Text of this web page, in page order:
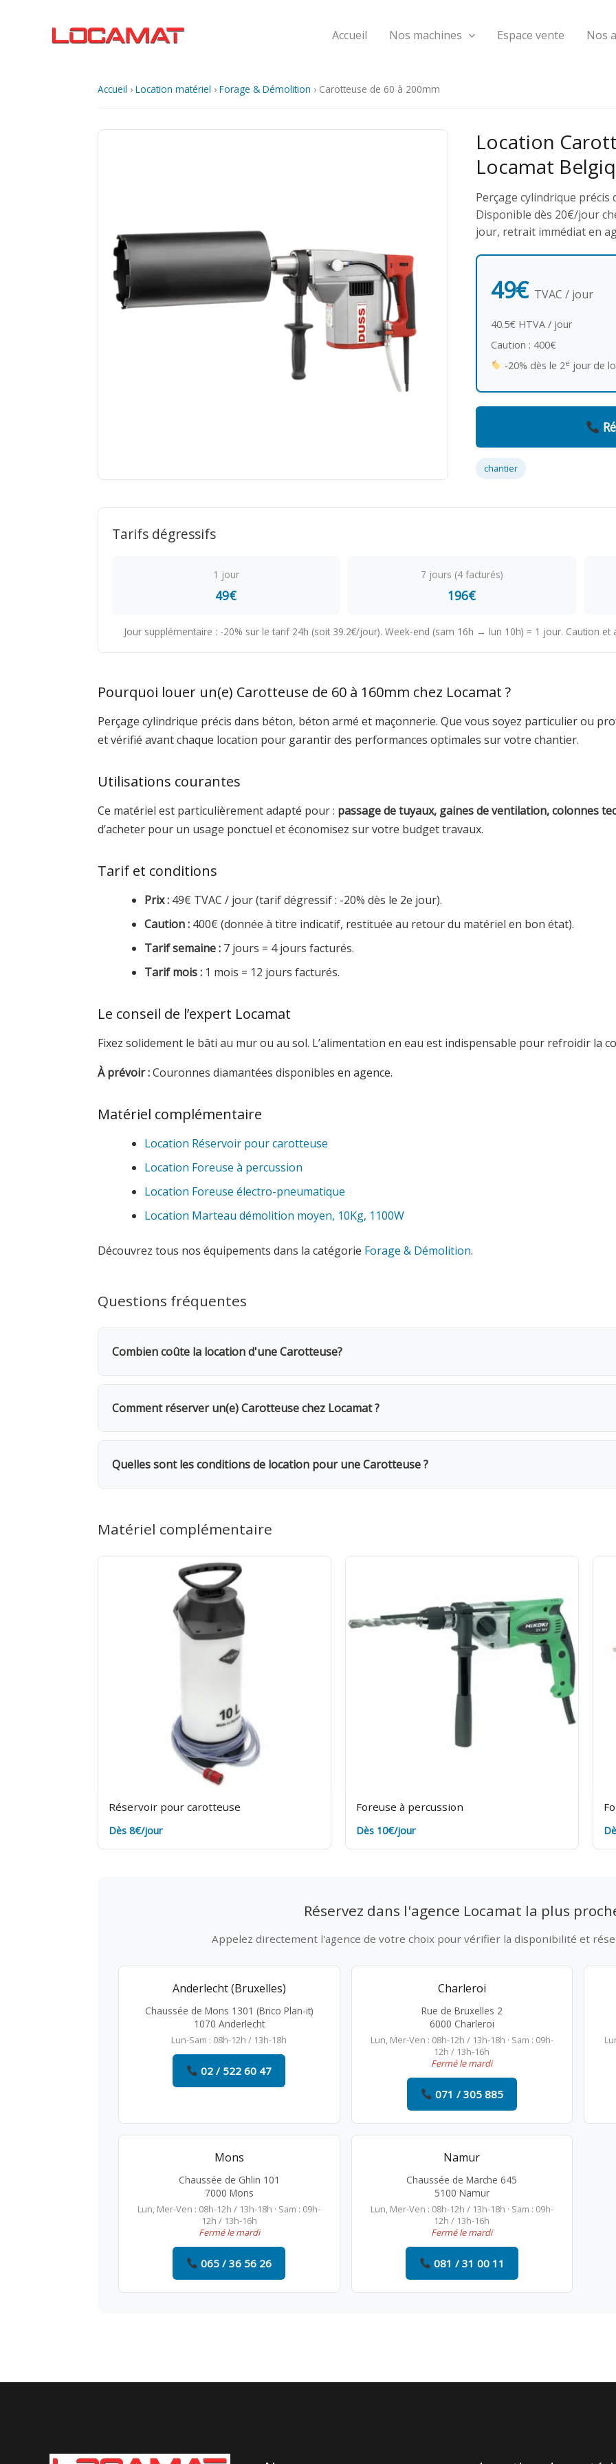
Accueil Nos machines Espace vente Nos
Accueil › Location matériel › Forage & Démolition › Carotteuse de 60 à 200mm
Location
Locamat
Perçage cylindrique
Disponible dès 20€/jour
jour, retrait immédiat en
49€ TVAC / jour
40.5€ HTVA / jour
Caution : 400€
-20% dès le 2e jour de
chantier
Tarifs dégressifs
1 jour
49€
7 jours (4 facturés)
196€
Jour supplémentaire : -20% sur le tarif 24h (soit 39.2€/jour). Week-end (sam 16h → lun 10h) = 1 jour. Caution
Pourquoi louer un(e) Carotteuse de 60 à 160mm chez Locamat ?
Perçage cylindrique précis dans béton, béton armé et maçonnerie. Que vous soyez particulier ou
et vérifié avant chaque location pour garantir des performances optimales sur votre chantier.
Utilisations courantes
Ce matériel est particulièrement adapté pour : passage de tuyaux, gaines de ventilation, colonnes
d’acheter pour un usage ponctuel et économisez sur votre budget travaux.
Tarif et conditions
Prix : 49€ TVAC / jour (tarif dégressif : -20% dès le 2e jour).
Caution : 400€ (donnée à titre indicatif, restituée au retour du matériel en bon état).
Tarif semaine : 7 jours = 4 jours facturés.
Tarif mois : 1 mois = 12 jours facturés.
Le conseil de l’expert Locamat
Fixez solidement le bâti au mur ou au sol. L’alimentation en eau est indispensable pour refroidir la
À prévoir :Couronnes diamantées disponibles en agence.
Matériel complémentaire
Location Réservoir pour carotteuse
Location Foreuse à percussion
Location Foreuse électro-pneumatique
Location Marteau démolition moyen, 10Kg, 1100W
Découvrez tous nos équipements dans la catégorie Forage & Démolition.
Questions fréquentes
Combien coûte la location d'une Carotteuse?
La location d'une Carotteuse de 42 à 202mm coûte 49€ TVAC par jour (40.5€ HTVA). Une caution
bénéficiez d'une remise de 20%. Pour une semaine complète, seuls 4 jours sont facturés. Pour un
Comment réserver un(e) Carotteuse chez Locamat ?
Rendez-vous dans l'une de nos 5 agences en Belgique ou appelez-nous pour vérifier la
même, avec possibilité de livraison sur votre chantier. Fixez solidement le bâti au mur ou au sol.
pour refroidir la
Quelles sont les conditions de location pour une Carotteuse ?
facturés. Rapportez la machine sans poussière excessive. Assurance bris de machine en option.
Matériel complémentaire
Réservoir pour carotteuse
Dès 8€/jour
Foreuse à percussion
Dès 10€/jour
Réservez dans l'agence Locamat la plus
Appelez directement l'agence de votre choix pour vérifier la disponibilité et
Anderlecht (Bruxelles)
Chaussée de Mons 1301 (Brico Plan-it)
1070 Anderlecht
Lun-Sam : 08h-12h / 13h-18h
02 / 522 60 47
Charleroi
Rue de Bruxelles 2
6000 Charleroi
Lun, Mer-Ven : 08h-12h / 13h-18h · Sam : 09h-
12h / 13h-16h
Fermé le mardi
071 / 305 885
Mons
Chaussée de Ghlin 101
7000 Mons
Lun, Mer-Ven : 08h-12h / 13h-18h · Sam : 09h-
12h / 13h-16h
Fermé le mardi
065 / 36 56 26
Namur
Chaussée de Marche 645
5100 Namur
Lun, Mer-Ven : 08h-12h / 13h-18h · Sam : 09h-
12h / 13h-16h
Fermé le mardi
081 / 31 00 11